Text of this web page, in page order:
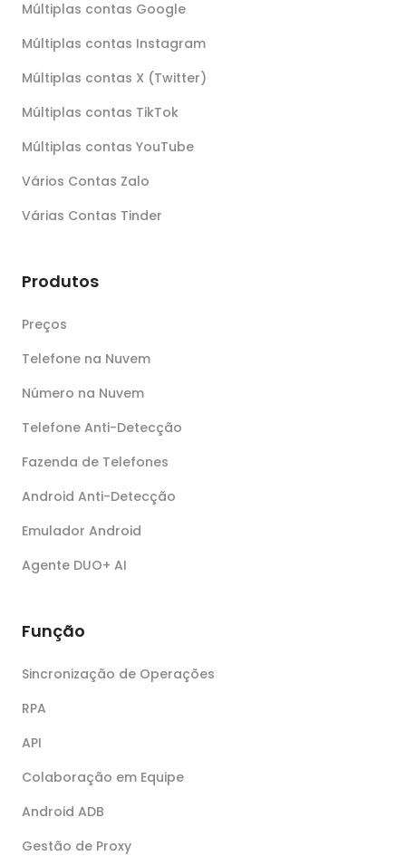
Múltiplas contas Google
Múltiplas contas Instagram
Múltiplas contas X (Twitter)
Múltiplas contas TikTok
Múltiplas contas YouTube
Vários Contas Zalo
Várias Contas Tinder
Produtos
Preços
Telefone na Nuvem
Número na Nuvem
Telefone Anti-Detecção
Fazenda de Telefones
Android Anti-Detecção
Emulador Android
Agente DUO+ AI
Função
Sincronização de Operações
RPA
API
Colaboração em Equipe
Android ADB
Gestão de Proxy